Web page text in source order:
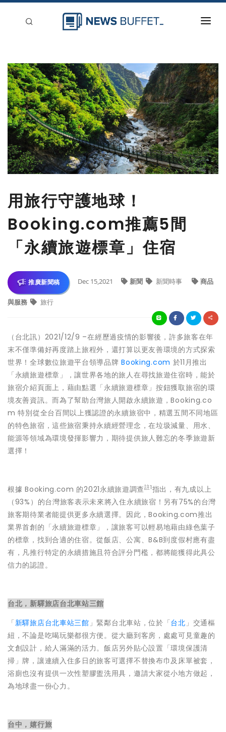
新聞稿分類
登入
刊登
用旅行守護地球！
Booking.com推薦5間
「永續旅遊標章」住宿
推廣新聞稿 Dec 15,2021 新聞 新聞時事 商品
與服務 旅行
（台北訊）2021/12/9 –在經歷過疫情的影響後，許多旅客在年
末不僅準備好再度踏上旅程外，還打算以更友善環境的方式探索
世界！全球數位旅遊平台領導品牌Booking.com 於11月推出
「永續旅遊標章」，讓世界各地的旅人在尋找旅遊住宿時，能於
旅宿介紹頁面上，藉由點選「永續旅遊標章」按鈕獲取旅宿的環
境友善資訊。而為了幫助台灣旅人開啟永續旅遊，Booking.co
m 特別從全台百間以上獲認證的永續旅宿中，精選五間不同地區
的特色旅宿，這些旅宿秉持永續經營理念，在垃圾減量、用水、
能源等領域為環境發揮影響力，期待提供旅人難忘的冬季旅遊新
選擇！
根據 Booking.com 的2021永續旅遊調查註1指出，有九成以上
（93%）的台灣旅客表示未來將入住永續旅宿！另有75%的台灣
旅客期待業者能提供更多永續選擇。因此，Booking.com推出
業界首創的「永續旅遊標章」，讓旅客可以輕易地藉由綠色葉子
的標章，找到合適的住宿。從飯店、公寓、B&B到度假村應有盡
有，凡推行特定的永續措施且符合評分門檻，都將能獲得此具公
信力的認證。
台北，新驛旅店台北車站三館
「新驛旅店台北車站三館」緊鄰台北車站，位於「台北」交通樞
紐，不論是吃喝玩樂都很方便。從大廳到客房，處處可見童趣的
文創設計，給人滿滿的活力。飯店另外貼心設置「環境保護清
掃」牌，讓連續入住多日的旅客可選擇不替換布巾及床單被套，
浴廁也沒有提供一次性塑膠盥洗用具，邀請大家從小地方做起，
為地球盡一份心力。
台中，嬉行旅